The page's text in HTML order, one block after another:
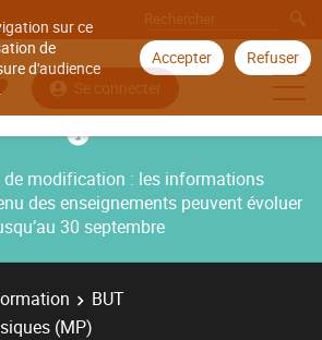
sur ce
de
d'audience
Accepter Refuser
Se connecter
de modification : les informations
des enseignements peuvent évoluer
30 septembre
BUT
(MP)